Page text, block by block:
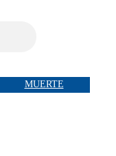
MUERTE